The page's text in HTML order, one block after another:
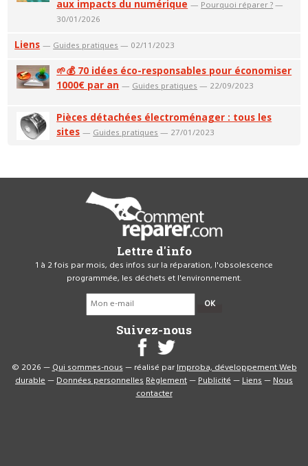
aux impacts du numérique — Pourquoi réparer ? —
30/01/2026
Liens — Guides pratiques — 02/11/2023
🌱💰 70 idées éco-responsables pour économiser
1000€ par an — Guides pratiques — 22/09/2023
Pièces détachées électroménager : tous les
sites — Guides pratiques — 27/01/2023
Lettre d'info
1 à 2 fois par mois, des infos sur la réparation, l'obsolescence
programmée, les déchets et l'environnement.
OK
Suivez-nous
© 2026 —Qui sommes-nous— réalisé parImproba, développement Web
durable—Données personnellesRèglement—Publicité—Liens—Nous
contacter